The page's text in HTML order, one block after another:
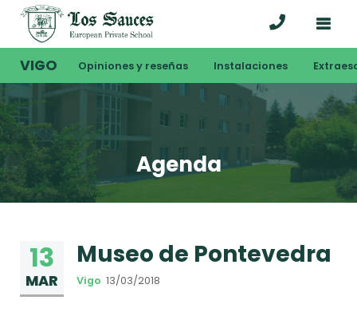
VIGO Opiniones y reseñas Instalaciones
Agenda
13
MAR
Museo de Pontevedra
Vigo 13/03/2018